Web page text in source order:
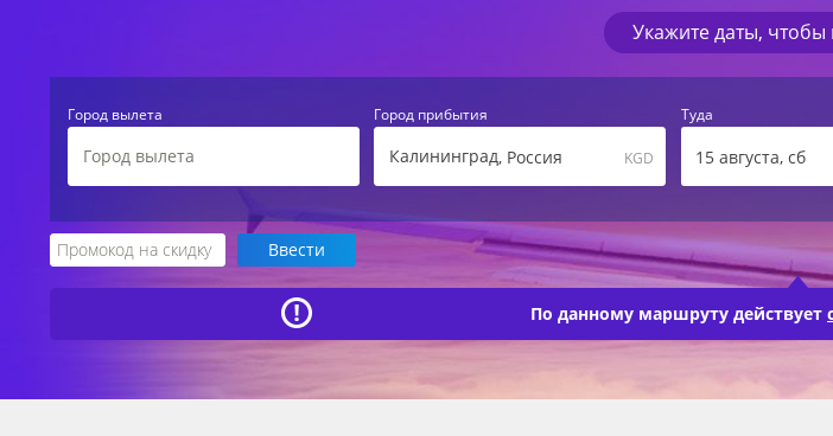
Укажите даты, чтобы
Город вылета Город прибытия
Калининград, Россия KGD
Туда
15 августа, сб
По данному маршруту действует